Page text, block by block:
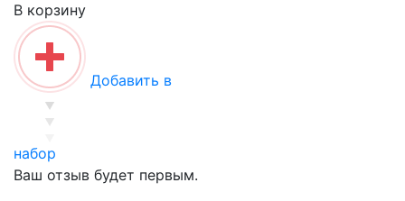
В корзину
Добавить в
набор
Ваш отзыв будет первым.